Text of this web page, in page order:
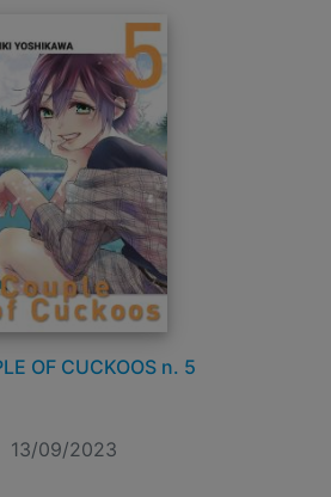
OF CUCKOOS n. 5
13/09/2023